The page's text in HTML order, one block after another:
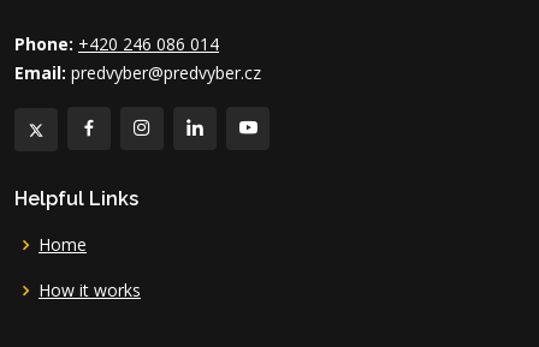
Phone: +420 246 086 014
Email: predvyber@predvyber.cz
Helpful Links
Home
How it works